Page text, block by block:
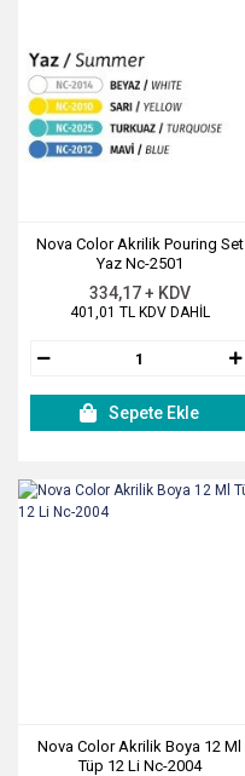
Nova Color Akrilik Pouring Set
Yaz Nc-2501
334,17 + KDV
401,01 TL KDV DAHİL
Sepete Ekle
Nova Color Akrilik Boya 12 Ml
Tüp 12 Li Nc-2004